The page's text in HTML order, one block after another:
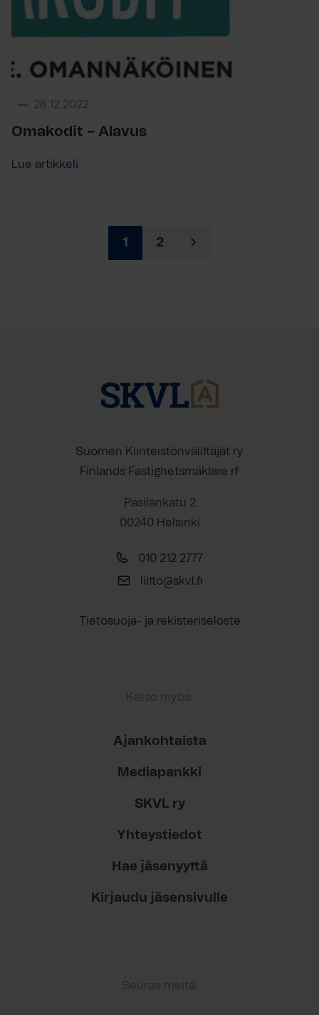
28.12.2022
Omakodit – Alavus
Lue artikkeli
1 2
Suomen Kiinteistönvälittäjät ry
Finlands Fastighetsmäklare rf
Pasilankatu 2
00240 Helsinki
010 212 2777
liitto@skvl.fi
Tietosuoja- ja rekisteriseloste
Katso myös:
Ajankohtaista
Mediapankki
SKVL ry
Yhteystiedot
Hae jäsenyyttä
Kirjaudu jäsensivulle
Seuraa meitä: